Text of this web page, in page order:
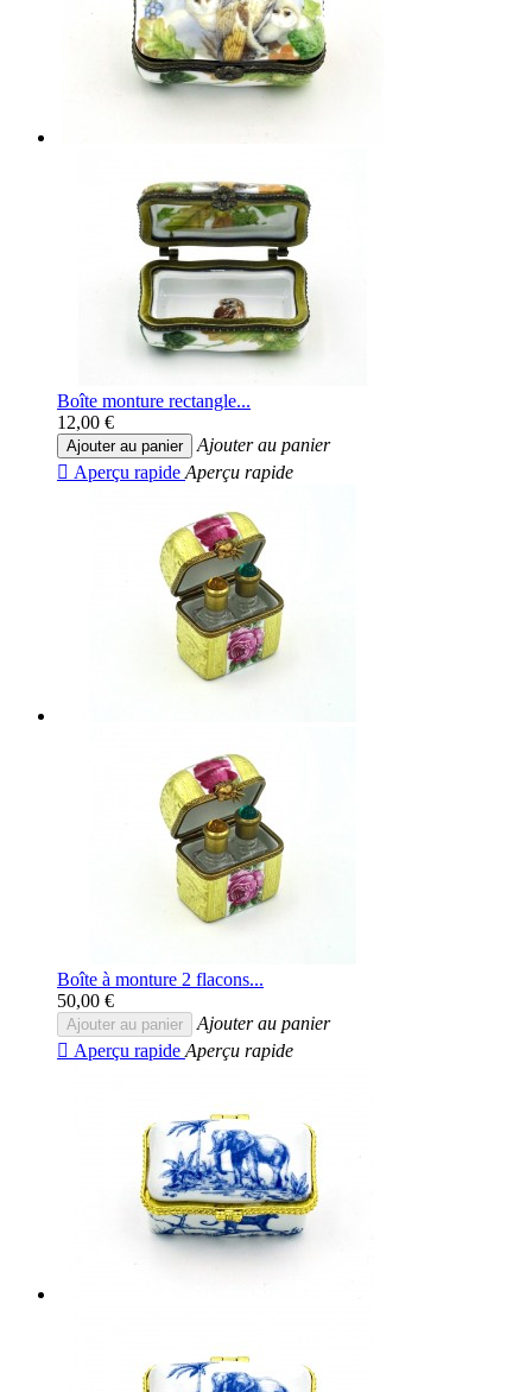
Boîte monture rectangle...
12,00 €
Ajouter au panier
Ajouter au panier
 Aperçu rapide Aperçu rapide
Boîte à monture 2 flacons...
50,00 €
Ajouter au panier
Ajouter au panier
 Aperçu rapide Aperçu rapide